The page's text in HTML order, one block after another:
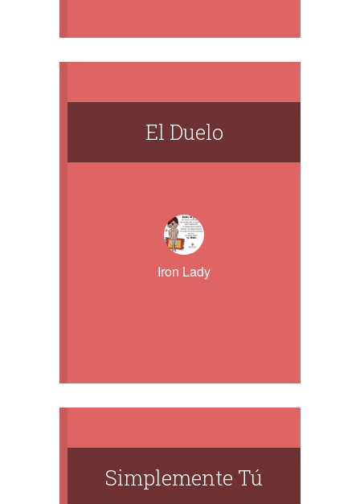
El Duelo
Iron Lady
Simplemente Tú